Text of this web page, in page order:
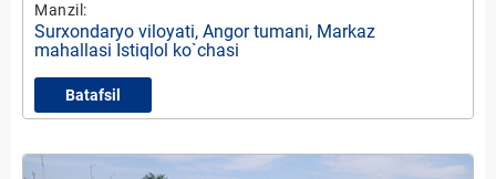
Manzil:
Surxondaryo viloyati, Angor tumani, Markaz
mahallasi Istiqlol ko`chasi
Batafsil